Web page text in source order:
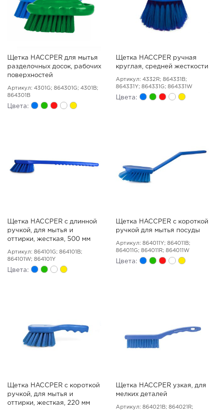
Щетка HACCPER для мытья
разделочных досок, рабочих
поверхностей
Артикул: 4301G; 864301G; 4301B;
864301B
Цвета:
Щетка HACCPER ручная
круглая, средней жесткости
Артикул: 4332R; 864331B;
864331Y; 864331G; 864331W
Цвета:
Щетка HACCPER с длинной
ручкой, для мытья и
оттирки, жесткая, 500 мм
Артикул: 864101G; 864101B;
864101W; 864101Y
Цвета:
Щетка HACCPER с короткой
ручкой для мытья посуды
Артикул: 864011Y; 864011B;
864011G; 864011R; 864011W
Цвета:
Щетка HACCPER с короткой
ручкой, для мытья и
оттирки, жесткая, 220 мм
Щетка HACCPER узкая, для
мелких деталей
Артикул: 864021B; 864021R;